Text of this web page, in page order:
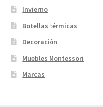
Invierno
Botellas térmicas
Decoración
Muebles Montessori
Marcas